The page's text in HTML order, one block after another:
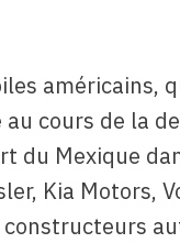
américains,
cours de la
du Mexique
Kia Motors,